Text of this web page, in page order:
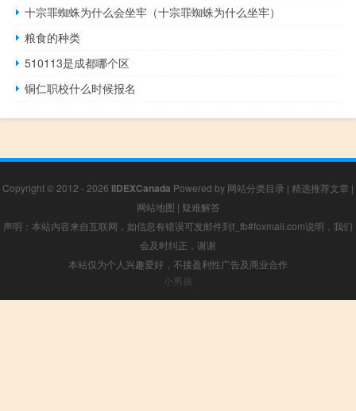
十宗罪蜘蛛为什么会坐牢（十宗罪蜘蛛为什么坐牢）
粮食的种类
510113是成都哪个区
铜仁职校什么时候报名
Copyright © 2012 - 2026 IIDEXCanada Powered by 网站分类目录 | 精选推荐文章 |
网站地图 | 疑难解答
声明：本站内容来自互联网，如信息有错误可发邮件到f_fb#foxmail.com说明，我们
会及时纠正，谢谢
本站仅为个人兴趣爱好，不接盈利性广告及商业合作
小男孩